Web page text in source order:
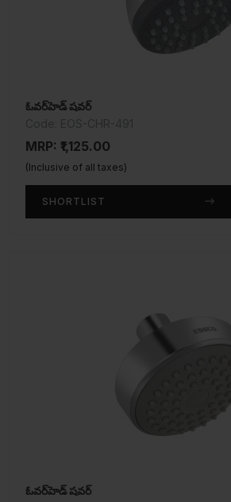
ఓవర్‌హెడ్ షవర్
MRP: ₹1,125.00
(Inclusive of all taxes)
SHORTLIST
ఓవర్‌హెడ్ షవర్